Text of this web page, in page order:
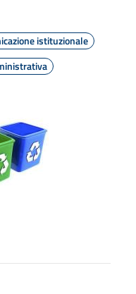
istituzionale